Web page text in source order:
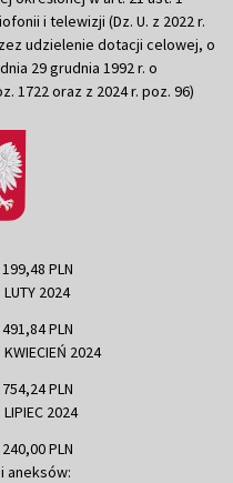
i telewizji (Dz. U. z 2022 r.
udzielenie dotacji celowej, o
29 grudnia 1992 r. o
1722 oraz z 2024 r. poz. 96)
PLN
2024
PLN
2024
PLN
2024
PLN
aneksów: